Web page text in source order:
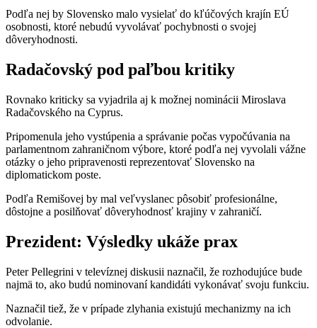
Podľa nej by Slovensko malo vysielať do kľúčových krajín EÚ
osobnosti, ktoré nebudú vyvolávať pochybnosti o svojej
dôveryhodnosti.
Radačovský pod paľbou kritiky
Rovnako kriticky sa vyjadrila aj k možnej nominácii Miroslava
Radačovského na Cyprus.
Pripomenula jeho vystúpenia a správanie počas vypočúvania na
parlamentnom zahraničnom výbore, ktoré podľa nej vyvolali vážne
otázky o jeho pripravenosti reprezentovať Slovensko na
diplomatickom poste.
Podľa Remišovej by mal veľvyslanec pôsobiť profesionálne,
dôstojne a posilňovať dôveryhodnosť krajiny v zahraničí.
Prezident: Výsledky ukáže prax
Peter Pellegrini v televíznej diskusii naznačil, že rozhodujúce bude
najmä to, ako budú nominovaní kandidáti vykonávať svoju funkciu.
Naznačil tiež, že v prípade zlyhania existujú mechanizmy na ich
odvolanie.